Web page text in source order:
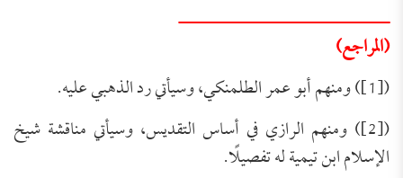
ـــــــــــــــــــــــــــــــــــــــ
(المراجع)
([1]) ومنهم أبو عمر الطلمنكي، وسيأتي رد الذهبي عليه.
([2]) ومنهم الرازي في أساس التقديس، وسيأتي مناقشة شيخ
الإسلام ابن تيمية له تفصيلًا.